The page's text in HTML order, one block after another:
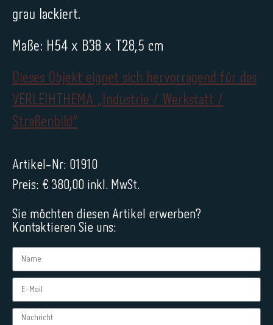
grau lackiert.
Maße: H54 x B38 x T28,5 cm
Dieses Objekt eignet sich hervorragend für das
VERLEIHTHEMA „Industrie / Werkstatt /
Straßenbild“
Artikel-Nr: 01910
Preis: € 380,00 inkl. MwSt.
Sie möchten diesen Artikel erwerben?
Kontaktieren Sie uns: